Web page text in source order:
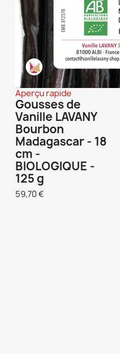
Aperçu rapide
Gousses de
Vanille LAVANY
Bourbon
Madagascar - 18
cm -
BIOLOGIQUE -
125 g
59,70 €